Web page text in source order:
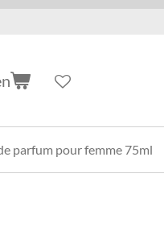
parfum pour femme 75ml